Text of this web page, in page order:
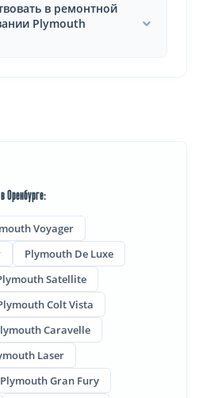
в ремонтной
Plymouth
Оренбурге:
Voyager
Plymouth De Luxe
Satellite
Colt Vista
Caravelle
Laser
Plymouth Gran Fury